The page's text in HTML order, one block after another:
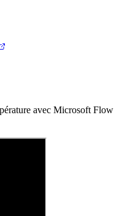
avec Microsoft Flow